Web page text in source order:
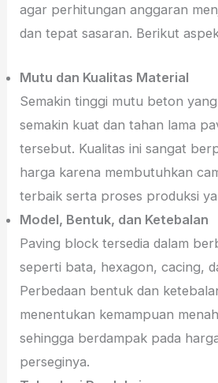
agar perhitungan anggaran
dan tepat sasaran. Berikut
Mutu dan Kualitas Material
Semakin tinggi mutu beton
semakin kuat dan tahan lama
tersebut. Kualitas ini sangat
harga karena membutuhkan
terbaik serta proses produksi
Model, Bentuk, dan Ketebalan
Paving block tersedia dalam
seperti bata, hexagon, cacing,
Perbedaan bentuk dan
menentukan kemampuan
sehingga berdampak pada
perseginya.